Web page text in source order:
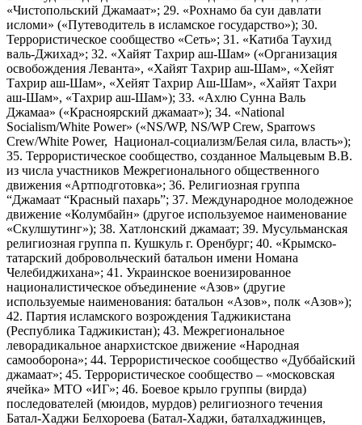
«Чистопольский Джамаат»; 29. «Рохнамо ба суи давлати
исломи» («Путеводитель в исламское государство»); 30.
Террористическое сообщество «Сеть»; 31. «Катиба Таухид
валь-Джихад»; 32. «Хайят Тахрир аш-Шам» («Организация
освобождения Леванта», «Хайят Тахрир аш-Шам», «Хейят
Тахрир аш-Шам», «Хейят Тахрир Аш-Шам», «Хайят Тахри
аш-Шам», «Тахрир аш-Шам»); 33. «Ахлю Сунна Валь
Джамаа» («Красноярский джамаат»); 34. «National
Socialism/White Power» («NS/WP, NS/WP Crew, Sparrows
Crew/White Power, Национал-социализм/Белая сила, власть»);
35. Террористическое сообщество, созданное Мальцевым В.В.
из числа участников Межрегионального общественного
движения «Артподготовка»; 36. Религиозная группа
“Джамаат “Красный пахарь”; 37. Международное молодежное
движение «Колумбайн» (другое используемое наименование
«Скулшутинг»); 38. Хатлонский джамаат; 39. Мусульманская
религиозная группа п. Кушкуль г. Оренбург; 40. «Крымско-
татарский добровольческий батальон имени Номана
Челебиджихана»; 41. Украинское военизированное
националистическое объединение «Азов» (другие
используемые наименования: батальон «Азов», полк «Азов»);
42. Партия исламского возрождения Таджикистана
(Республика Таджикистан); 43. Межрегиональное
леворадикальное анархистское движение «Народная
самооборона»; 44. Террористическое сообщество «Дуббайский
джамаат»; 45. Террористическое сообщество – «московская
ячейка» МТО «ИГ»; 46. Боевое крыло группы (вирда)
последователей (мюидов, мурдов) религиозного течения
Батал-Хаджи Белхороева (Батал-Хаджи, баталхаджинцев,